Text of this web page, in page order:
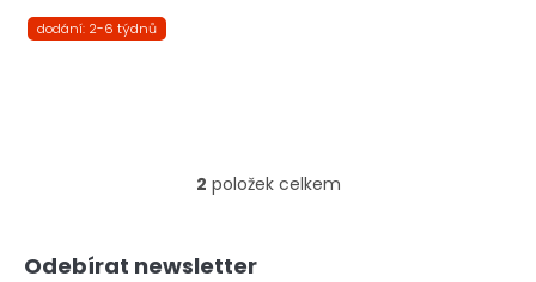
dodání: 2-6 týdnů
O
2 položek celkem
Odebírat newsletter